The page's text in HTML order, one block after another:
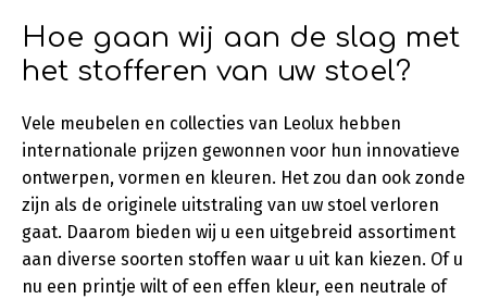
Hoe gaan wij aan de slag met
het stofferen van uw stoel?
Vele meubelen en collecties van Leolux hebben
internationale prijzen gewonnen voor hun innovatieve
ontwerpen, vormen en kleuren. Het zou dan ook zonde
zijn als de originele uitstraling van uw stoel verloren
gaat. Daarom bieden wij u een uitgebreid assortiment
aan diverse soorten stoffen waar u uit kan kiezen. Of u
nu een printje wilt of een effen kleur, een neutrale of